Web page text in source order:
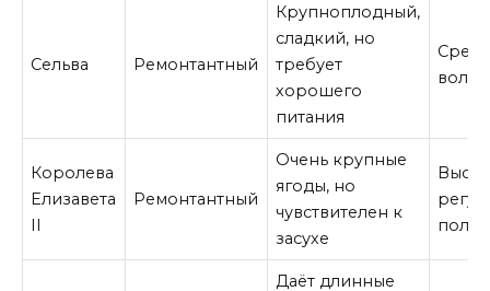
Сельва Ремонтантный
Крупноплодный,
сладкий, но
требует
хорошего
питания
Королева
Елизавета
II
Ремонтантный
Очень крупные
ягоды, но
чувствителен к
засухе
Даёт длинные